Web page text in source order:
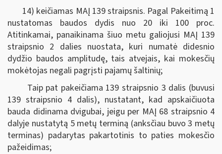
14) keičiamas MAĮ 139 straipsnis. Pagal Pakeitimą 1
nustatomas baudos dydis nuo 20 iki 100 proc.
Atitinkamai, panaikinama šiuo metu galiojusi MAĮ 139
straipsnio 2 dalies nuostata, kuri numatė didesnio
dydžio baudos amplitudę, tais atvejais, kai mokesčių
mokėtojas negali pagrįsti pajamų šaltinių;
Taip pat pakeičiama 139 straipsnio 3 dalis (buvusi
139 straipsnio 4 dalis), nustatant, kad apskaičiuota
bauda didinama dvigubai, jeigu per MAĮ 68 straipsnio 4
dalyje nustatytą 5 metų terminą (anksčiau buvo 3 metų
terminas) padarytas pakartotinis to paties mokesčio
pažeidimas;